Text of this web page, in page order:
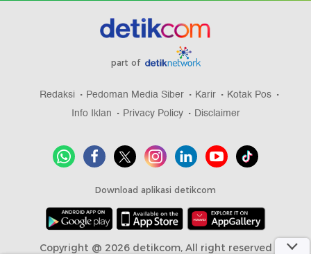
part of
Redaksi Pedoman Media Siber Karir
Kotak Pos
Info Iklan
Privacy Policy Disclaimer
Download aplikasi detikcom
Copyright @ 2026 detikcom, All right reserved